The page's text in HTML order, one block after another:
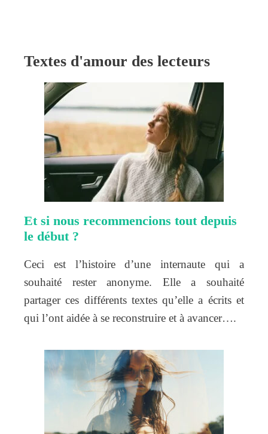
Textes d'amour des lecteurs
Et si nous recommencions tout depuis
le début ?
Ceci est l’histoire d’une internaute qui a
souhaité rester anonyme. Elle a souhaité
partager ces différents textes qu’elle a écrits et
qui l’ont aidée à se reconstruire et à avancer….